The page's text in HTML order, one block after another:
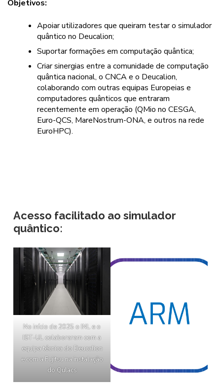
Objetivos:
Apoiar utilizadores que queiram testar o simulador
quântico no Deucalion;
Suportar formações em computação quântica;
Criar sinergias entre a comunidade de computação
quântica nacional, o CNCA e o Deucalion,
colaborando com outras equipas Europeias e
computadores quânticos que entraram
recentemente em operação (QMio no CESGA,
Euro-QCS, MareNostrum-ONA, e outros na rede
EuroHPC).
Acesso facilitado ao simulador
quântico:
No início de 2025 o INL e o
IST-UL colaboraram com a
equipa técnica do Deucalion
e com a Fujitsu na instalação
do Qulacs